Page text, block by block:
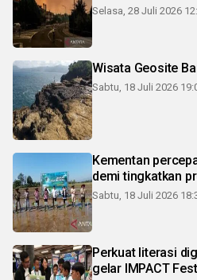
Selasa, 28 Juli 2026
Wisata Geosite
Sabtu, 18 Juli 2026
Kementan
demi tingkatkan
Sabtu, 18 Juli 2026
Perkuat literasi
gelar IMPACT